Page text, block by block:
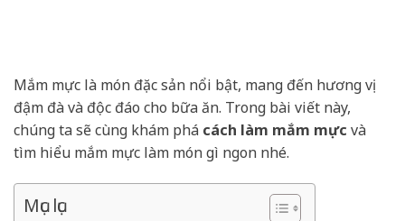
Mắm mực là món đặc sản nổi bật, mang đến hương vị
đậm đà và độc đáo cho bữa ăn. Trong bài viết này,
chúng ta sẽ cùng khám phá cách làm mắm mực và
tìm hiểu mắm mực làm món gì ngon nhé.
Mục lục